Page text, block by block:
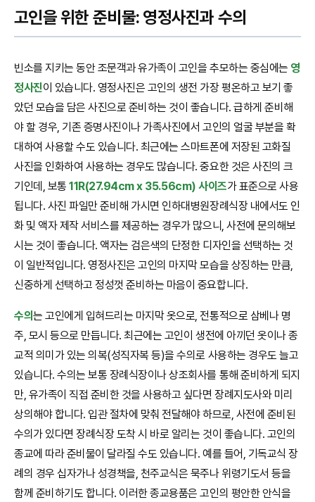
고인을 위한 준비물: 영정사진과 수의
빈소를 지키는 동안 조문객과 유가족이 고인을 추모하는 중심에는 영
정사진이 있습니다. 영정사진은 고인의 생전 가장 평온하고 보기 좋
았던 모습을 담은 사진으로 준비하는 것이 좋습니다. 급하게 준비해
야 할 경우, 기존 증명사진이나 가족사진에서 고인의 얼굴 부분을 확
대하여 사용할 수도 있습니다. 최근에는 스마트폰에 저장된 고화질
사진을 인화하여 사용하는 경우도 많습니다. 중요한 것은 사진의 크
기인데, 보통11R(27.94cm x 35.56cm) 사이즈가 표준으로 사용
됩니다. 사진 파일만 준비해 가시면 인하대병원장례식장 내에서도 인
화 및 액자 제작 서비스를 제공하는 경우가 많으니, 사전에 문의해보
시는 것이 좋습니다. 액자는 검은색의 단정한 디자인을 선택하는 것
이 일반적입니다. 영정사진은 고인의 마지막 모습을 상징하는 만큼,
신중하게 선택하고 정성껏 준비하는 마음이 중요합니다.
수의는 고인에게 입혀드리는 마지막 옷으로, 전통적으로 삼베나 명
주, 모시 등으로 만듭니다. 최근에는 고인이 생전에 아끼던 옷이나 종
교적 의미가 있는 의복(성직자복 등)을 수의로 사용하는 경우도 늘고
있습니다. 수의는 보통 장례식장이나 상조회사를 통해 준비하게 되지
만, 유가족이 직접 준비한 것을 사용하고 싶다면 장례지도사와 미리
상의해야 합니다. 입관 절차에 맞춰 전달해야 하므로, 사전에 준비된
수의가 있다면 장례식장 도착 시 바로 알리는 것이 좋습니다. 고인의
종교에 따라 준비물이 달라질 수도 있습니다. 예를 들어, 기독교식 장
례의 경우 십자가나 성경책을, 천주교식은 묵주나 위령기도서 등을
함께 준비하기도 합니다. 이러한 종교용품은 고인의 평안한 안식을